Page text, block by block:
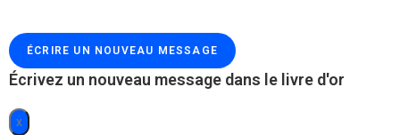
Écrivez un nouveau message dans le livre d'or
x